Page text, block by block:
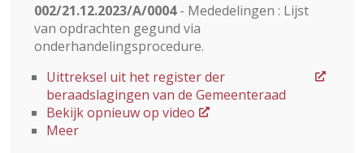
002/21.12.2023/A/0004- Mededelingen : Lijst
van opdrachten gegund via
onderhandelingsprocedure.
Uittreksel uit het register der
beraadslagingen van de Gemeenteraad
Bekijk opnieuw op video
Meer